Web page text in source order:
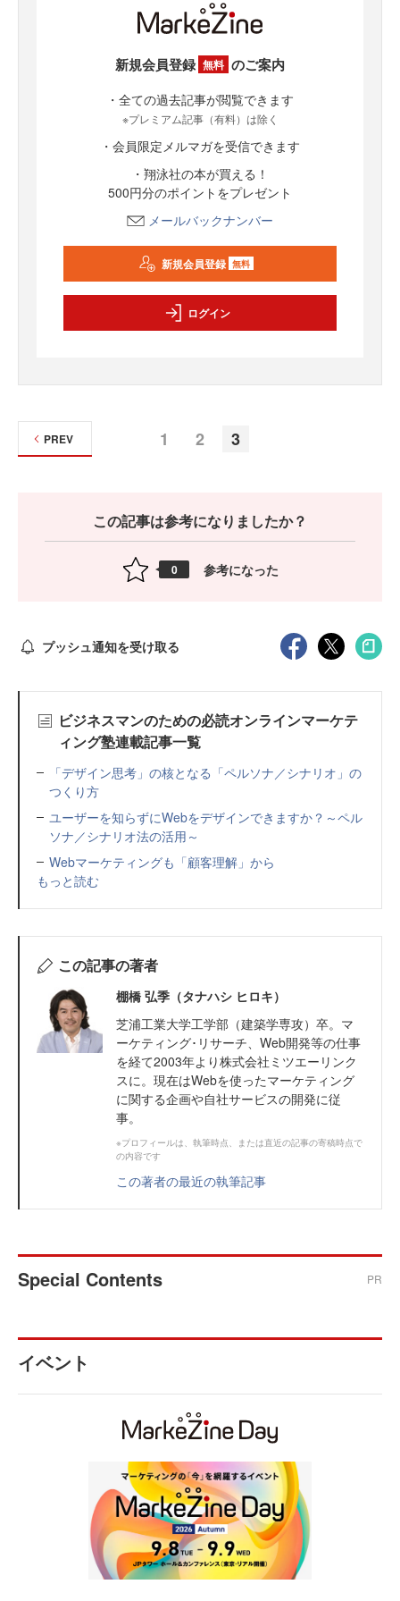
新規会員登録 無料 のご案内
・全ての過去記事が閲覧できます
※プレミアム記事（有料）は除く
・会員限定メルマガを受信できます
・翔泳社の本が買える！
500円分のポイントをプレゼント
メールバックナンバー
新規会員登録 無料
ログイン
1 2 3
PREV
この記事は参考になりましたか？
0 参考になった
プッシュ通知を受け取る
ビジネスマンのための必読オンラインマーケテ
ィング塾連載記事一覧
「デザイン思考」の核となる「ペルソナ／シナリオ」の
つくり方
ユーザーを知らずにWebをデザインできますか？～ペル
ソナ／シナリオ法の活用～
Webマーケティングも「顧客理解」から
もっと読む
この記事の著者
棚橋 弘季（タナハシ ヒロキ）
芝浦工業大学工学部（建築学専攻）卒。マ
ーケティング･リサーチ、Web開発等の仕事
を経て2003年より株式会社ミツエーリンク
スに。現在はWebを使ったマーケティング
に関する企画や自社サービスの開発に従
事。
※プロフィールは、執筆時点、または直近の記事の寄稿時点で
の内容です
この著者の最近の執筆記事
Special Contents PR
イベント